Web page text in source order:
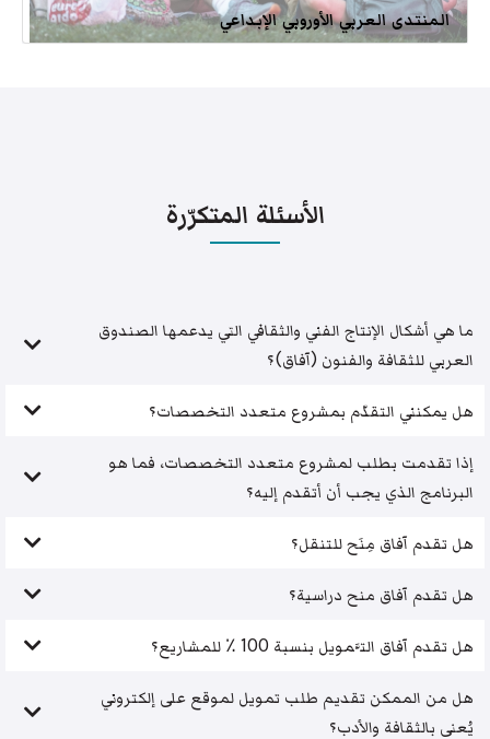
المنتدى العربي الأوروبي الإبداعي
الأسئلة المتكرّرة
ما هي أشكال الإنتاج الفني والثقافي التي يدعمها الصندوق
العربي للثقافة والفنون (آفاق)؟
هل يمكنني التقدّم بمشروع متعدد التخصصات؟
إذا تقدمت بطلب لمشروع متعدد التخصصات، فما هو
البرنامج الذي يجب أن أتقدم إليه؟
هل تقدم آفاق مِنَح للتنقل؟
هل تقدم آفاق منح دراسية؟
هل تقدم آفاق التَّمويل بنسبة 100 ٪ للمشاريع؟
هل من الممكن تقديم طلب تمويل لموقع على إلكتروني
يُعنى بالثقافة والأدب؟